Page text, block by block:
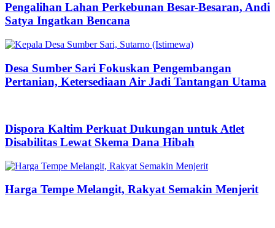
Pengalihan Lahan Perkebunan Besar-Besaran, Andi
Satya Ingatkan Bencana
Desa Sumber Sari Fokuskan Pengembangan
Pertanian, Ketersediaan Air Jadi Tantangan Utama
Dispora Kaltim Perkuat Dukungan untuk Atlet
Disabilitas Lewat Skema Dana Hibah
Harga Tempe Melangit, Rakyat Semakin Menjerit